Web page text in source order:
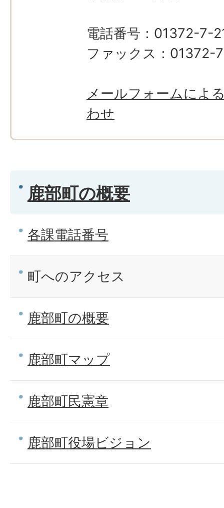
電話番号：01372-7-
ファックス：01372-
メールフォームによ
わせ
鹿部町の概要
各課電話番号
町へのアクセス
鹿部町の概要
鹿部町マップ
鹿部町民憲章
鹿部町役場ビジョン